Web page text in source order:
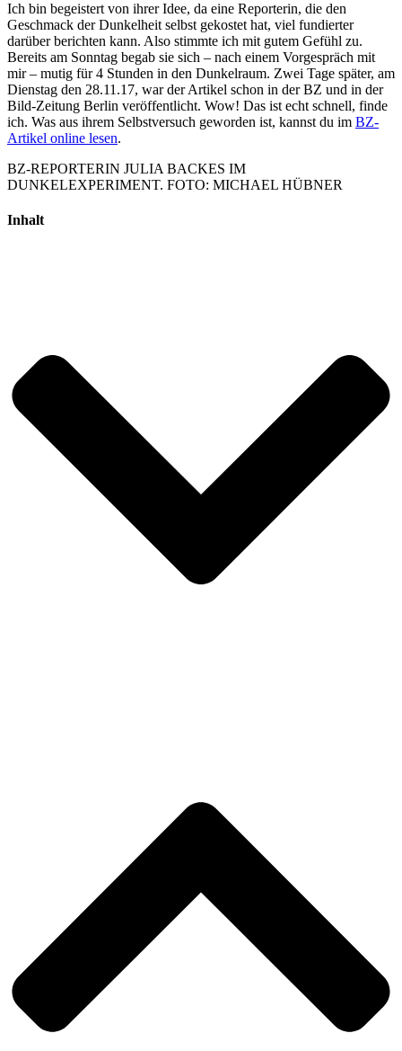
Ich bin begeistert von ihrer Idee, da eine Reporterin, die den
Geschmack der Dunkelheit selbst gekostet hat, viel fundierter
darüber berichten kann. Also stimmte ich mit gutem Gefühl zu.
Bereits am Sonntag begab sie sich – nach einem Vorgespräch mit
mir – mutig für 4 Stunden in den Dunkelraum. Zwei Tage später, am
Dienstag den 28.11.17, war der Artikel schon in der BZ und in der
Bild-Zeitung Berlin veröffentlicht. Wow! Das ist echt schnell, finde
ich. Was aus ihrem Selbstversuch geworden ist, kannst du im BZ-
Artikel online lesen.
BZ-REPORTERIN JULIA BACKES IM
DUNKELEXPERIMENT. FOTO: MICHAEL HÜBNER
Inhalt